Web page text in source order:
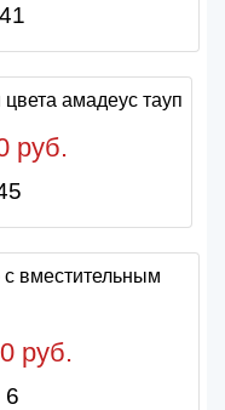
руб.
руб.
6